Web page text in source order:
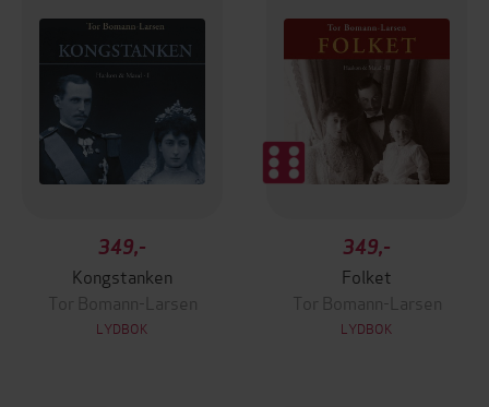
349,-
Kongstanken
Tor Bomann-Larsen
LYDBOK
349,-
Folket
Tor Bomann-Larsen
LYDBOK